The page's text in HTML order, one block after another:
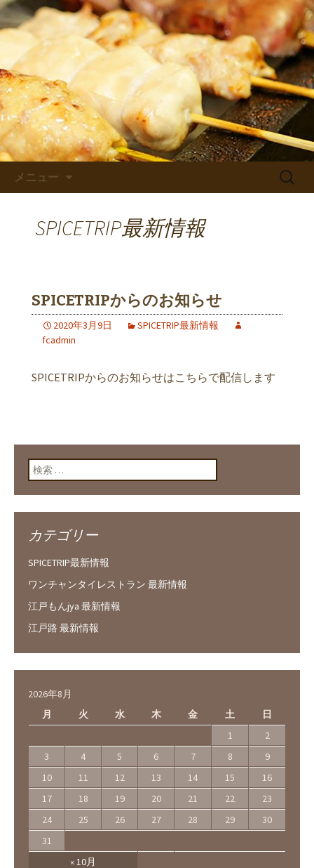
人形町の江戸路・江戸もん
jya・ワンチャンタイレストラ
ンのブログ
人形町の江戸路・江戸もんjya・ワンチ
ャンタイレストランのおしらせ
メニュー
検
SPICETRIP最新情報
SPICETRIPからのお知らせ
2020年3月9日
SPICETRIP最新情報
fcadmin
SPICETRIPからのお知らせはこちらで配信します
検索:
カテゴリー
SPICETRIP最新情報
ワンチャンタイレストラン 最新情報
江戸もんjya 最新情報
江戸路 最新情報
2026年8月
月
火 水 木 金 土 日
« 10月
1
2
3
4 5 6 7 8
9
10
11 12 13 14 15
16
17
18 19 20 21 22
23
24
25 26 27 28 29
30
31